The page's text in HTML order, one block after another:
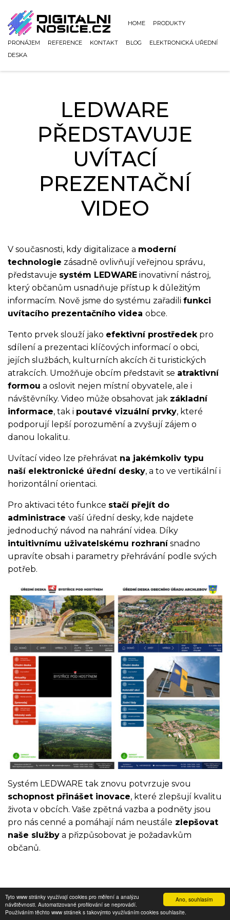
Ano, souhlasím
Tyto www stránky využívají cookies pro měření a analýzu
návštěvnosti. Automatizované profilování se neprovádí.
Používáním těchto www stránek s takovýmto využíváním cookies souhlasíte.
HOME PRODUKTY
PRONÁJEM REFERENCE KONTAKT BLOG
ELEKTRONICKÁ UŘEDNÍ
DESKA
LEDWARE
PŘEDSTAVUJE
UVÍTACÍ
PREZENTAČNÍ
VIDEO
V současnosti, kdy digitalizace a moderní
technologie zásadně ovlivňují veřejnou správu,
představuje systém LEDWARE inovativní nástroj,
který občanům usnadňuje přístup k důležitým
informacím. Nově jsme do systému zařadili funkci
uvítacího prezentačního videa obce.
Tento prvek slouží jako efektivní prostředekpro
sdílení a prezentaci klíčových informací o obci,
jejích službách, kulturních akcích či turistických
atrakcích. Umožňuje obcím představit se atraktivní
formou a oslovit nejen místní obyvatele, ale i
návštěvníky. Video může obsahovat jak základní
informace, tak i poutavé vizuální prvky, které
podporují lepší porozumění a zvyšují zájem o
danou lokalitu.
Uvítací video lze přehrávat na jakémkoliv typu
naší elektronické úřední desky, a to ve vertikální i
horizontální orientaci.
Pro aktivaci této funkce stačí přejít do
administrace vaší úřední desky, kde najdete
jednoduchý návod na nahrání videa. Díky
intuitivnímu uživatelskému rozhranísnadno
upravíte obsah i parametry přehrávání podle svých
potřeb.
Systém LEDWARE tak znovu potvrzuje svou
schopnost přinášet inovace, které zlepšují kvalitu
života v obcích. Vaše zpětná vazba a podněty jsou
pro nás cenné a pomáhají nám neustále zlepšovat
naše služby a přizpůsobovat je požadavkům
občanů.
© 2026 Digitální nosiče.cz